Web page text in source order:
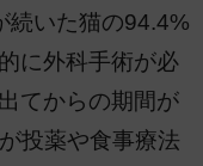
続いた猫の94.4%
に外科手術が必
てからの期間が
投薬や食事療法